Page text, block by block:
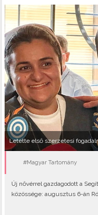
Letette első szerzetesi
#Magyar Tartomány
Új nővérrel gazdagodott a
közössége: augusztus 6-án